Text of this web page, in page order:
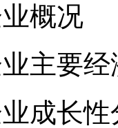
况
经济
长性